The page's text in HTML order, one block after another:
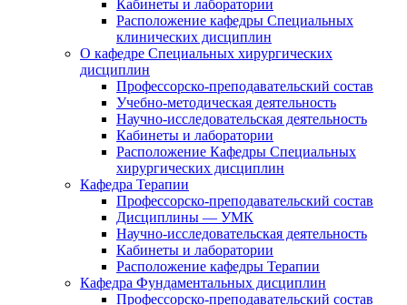
Кабинеты и лаборатории
Расположение кафедры Специальных
клинических дисциплин
О кафедре Специальных хирургических
дисциплин
Профессорско-преподавательский состав
Учебно-методическая деятельность
Научно-исследовательская деятельность
Кабинеты и лаборатории
Расположение Кафедры Специальных
хирургических дисциплин
Кафедра Терапии
Профессорско-преподавательский состав
Дисциплины — УМК
Научно-исследовательская деятельность
Кабинеты и лаборатории
Расположение кафедры Терапии
Кафедра Фундаментальных дисциплин
Профессорско-преподавательский состав